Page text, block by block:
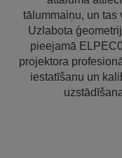
tālummaiņu, un tas
Uzlabota
pieejamā
projektora
iestatīšanu un